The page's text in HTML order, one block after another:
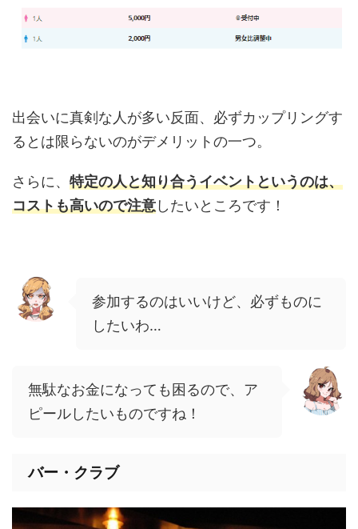
出会いに真剣な人が多い反面、必ずカップリングす
るとは限らないのがデメリットの一つ。
さらに、 特定の人と知り合うイベントというのは、
コストも高いので注意したいところです！
参加するのはいいけど、必ずものに
したいわ…
無駄なお金になっても困るので、ア
ピールしたいものですね！
バー・クラブ